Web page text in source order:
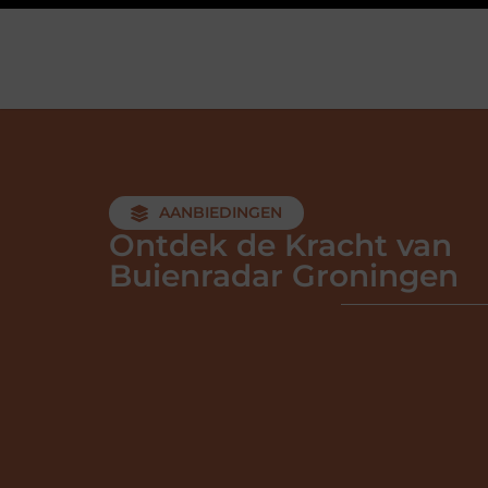
AANBIEDINGEN
Ontdek de Kracht van
Buienradar Groningen